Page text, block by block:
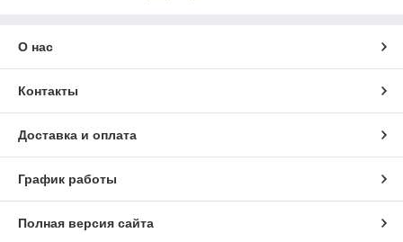
О нас
Контакты
Доставка и оплата
График работы
Полная версия сайта